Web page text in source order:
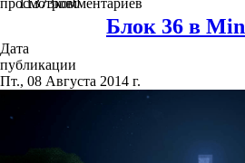
просмотров
11373комментариев
0
Блок 36 в
Дата
публикации
Пт., 08 Августа 2014 г.